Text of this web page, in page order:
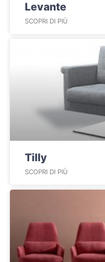
Levante
SCOPRI DI PIÙ
Tilly
SCOPRI DI PIÙ